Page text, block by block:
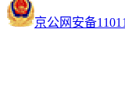
京公网安备